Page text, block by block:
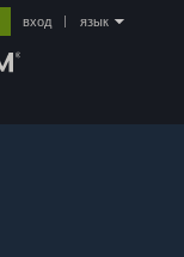
вход язык